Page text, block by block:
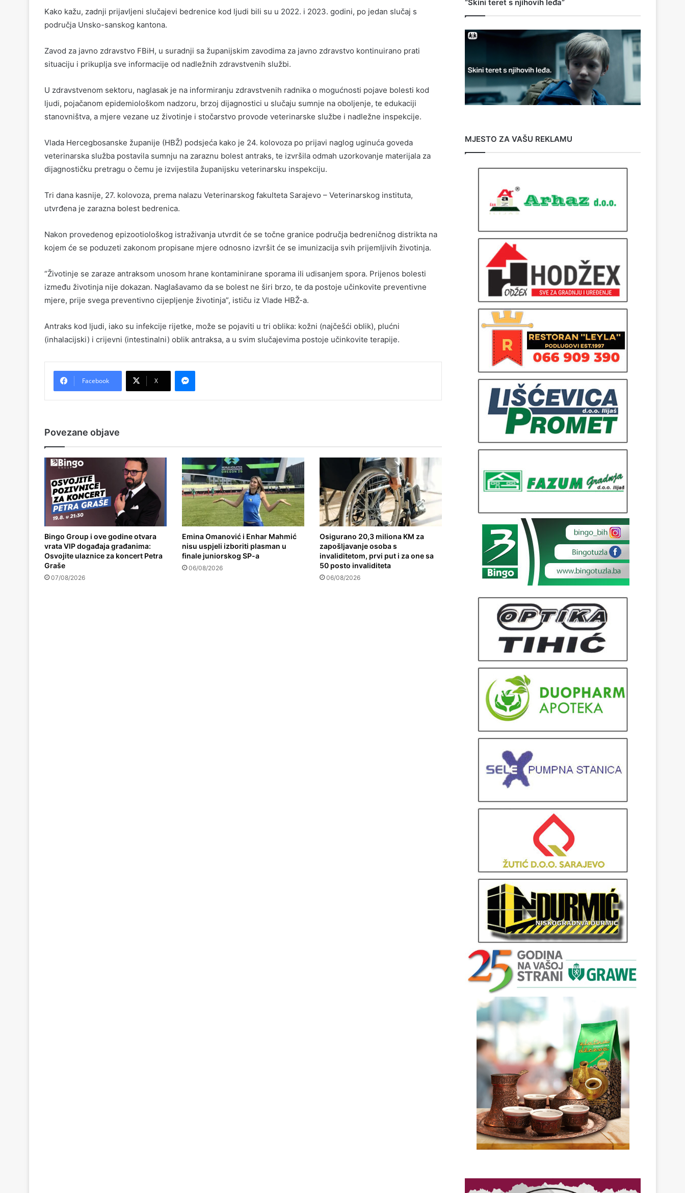
Kako kažu, zadnji prijavljeni slučajevi bedrenice kod ljudi bili su u 2022. i 2023. godini, po jedan slučaj s
područja Unsko-sanskog kantona.
Zavod za javno zdravstvo FBiH, u suradnji sa županijskim zavodima za javno zdravstvo kontinuirano prati
situaciju i prikuplja sve informacije od nadležnih zdravstvenih službi.
U zdravstvenom sektoru, naglasak je na informiranju zdravstvenih radnika o mogućnosti pojave bolesti kod
ljudi, pojačanom epidemiološkom nadzoru, brzoj dijagnostici u slučaju sumnje na oboljenje, te edukaciji
stanovništva, a mjere vezane uz životinje i stočarstvo provode veterinarske službe i nadležne inspekcije.
Vlada Hercegbosanske županije (HBŽ) podsjeća kako je 24. kolovoza po prijavi naglog uginuća goveda
veterinarska služba postavila sumnju na zaraznu bolest antraks, te izvršila odmah uzorkovanje materijala za
dijagnostičku pretragu o čemu je izvijestila županijsku veterinarsku inspekciju.
Tri dana kasnije, 27. kolovoza, prema nalazu Veterinarskog fakulteta Sarajevo – Veterinarskog instituta,
utvrđena je zarazna bolest bedrenica.
Nakon provedenog epizootiološkog istraživanja utvrdit će se točne granice područja bedreničnog distrikta na
kojem će se poduzeti zakonom propisane mjere odnosno izvršit će se imunizacija svih prijemljivih životinja.
“Životinje se zaraze antraksom unosom hrane kontaminirane sporama ili udisanjem spora. Prijenos bolesti
između životinja nije dokazan. Naglašavamo da se bolest ne širi brzo, te da postoje učinkovite preventivne
mjere, prije svega preventivno cijepljenje životinja”, ističu iz Vlade HBŽ-a.
Antraks kod ljudi, iako su infekcije rijetke, može se pojaviti u tri oblika: kožni (najčešći oblik), plućni
(inhalacijski) i crijevni (intestinalni) oblik antraksa, a u svim slučajevima postoje učinkovite terapije.
Facebook X
Povezane objave
Bingo Group i ove godine otvara
vrata VIP događaja građanima:
Osvojite ulaznice za koncert Petra
Graše
07/08/2026
Emina Omanović i Enhar Mahmić
nisu uspjeli izboriti plasman u
finale juniorskog SP-a
06/08/2026
Osigurano 20,3 miliona KM za
zapošljavanje osoba s
invaliditetom, prvi put i za one sa
50 posto invaliditeta
06/08/2026
“Skini teret s njihovih leđa”
MJESTO ZA VAŠU REKLAMU